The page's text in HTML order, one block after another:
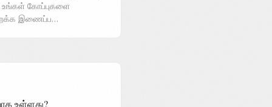
உங்கள் கோப்புகளை
இணைப்ப…
உள்ளது?